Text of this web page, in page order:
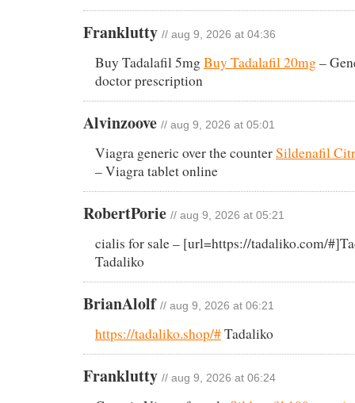
Franklutty // aug 9, 2026 at 04:36
Buy Tadalafil 5mgBuy Tadalafil 20mg–
doctor prescription
Alvinzoove // aug 9, 2026 at 05:01
Viagra generic over the counterSildenafil
– Viagra tablet online
RobertPorie // aug 9, 2026 at 05:21
cialis for sale – [url=https://tadaliko.com/
Tadaliko
BrianAlolf // aug 9, 2026 at 06:21
https://tadaliko.shop/#Tadaliko
Franklutty // aug 9, 2026 at 06:24